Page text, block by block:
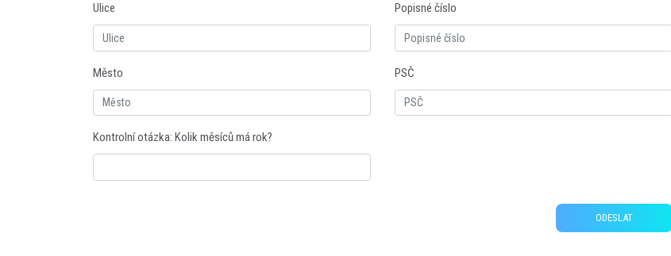
Ulice Popisné číslo
Město PSČ
Kontrolní otázka: Kolik měsíců má rok?
ODESLAT